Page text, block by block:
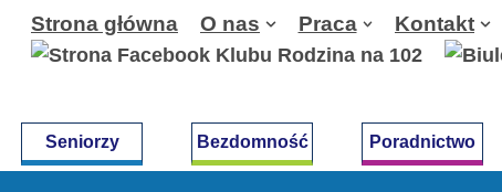
Strona główna O nas Praca Kontakt
Seniorzy Bezdomność Poradnictwo